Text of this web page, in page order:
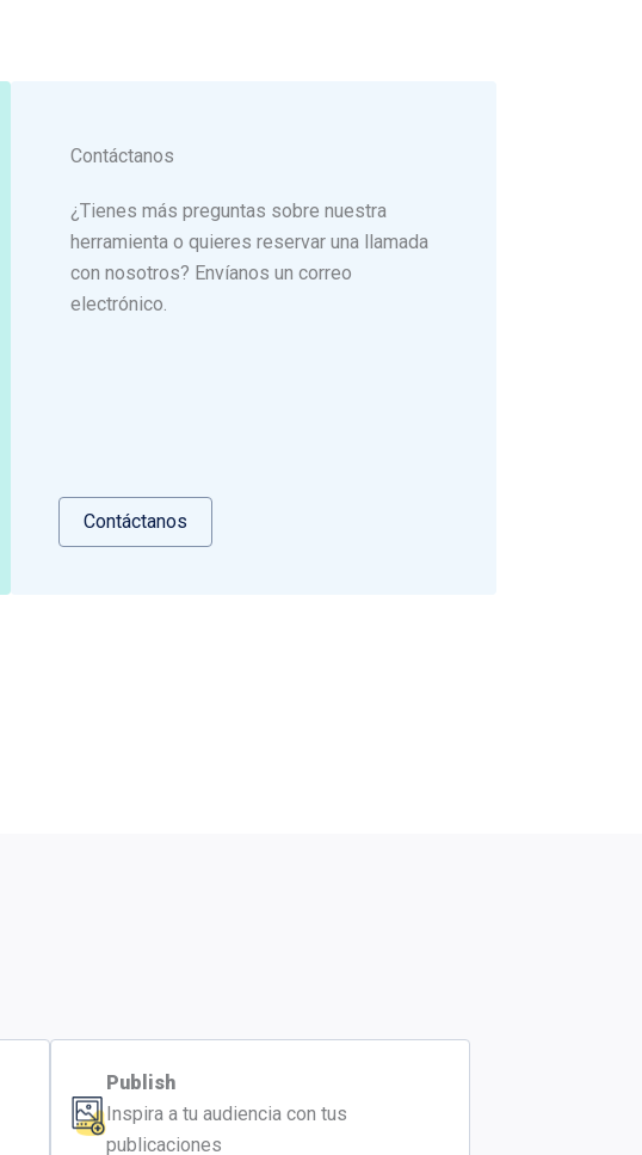
Contáctanos
¿Tienes más preguntas sobre nuestra
herramienta o quieres reservar una llamada
con nosotros? Envíanos un correo
electrónico.
Contáctanos
Publish
Inspira a tu audiencia con tus
publicaciones